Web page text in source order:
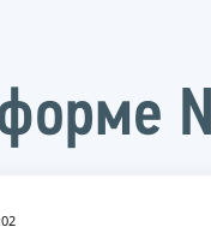
форме